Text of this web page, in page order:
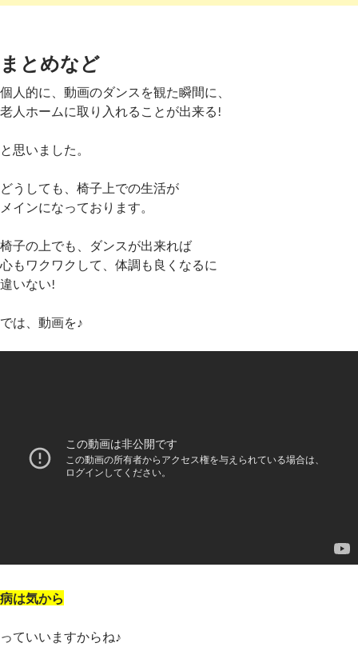
まとめなど
個人的に、動画のダンスを観た瞬間に、
老人ホームに取り入れることが出来る!
と思いました。
どうしても、椅子上での生活が
メインになっております。
椅子の上でも、ダンスが出来れば
心もワクワクして、体調も良くなるに
違いない!
では、動画を♪
病は気から
っていいますからね♪